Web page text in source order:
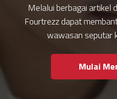
Melalui berbagai artikel
Fourtrezz dapat
wawasan seputar
Mulai